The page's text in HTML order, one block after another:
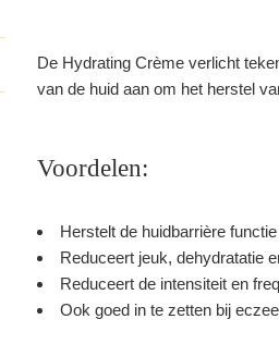
De Hydrating Crème verlicht
van de huid aan om het herstel
Voordelen:
Herstelt de huidbarrière functie
Reduceert jeuk, dehydratatie
Reduceert de intensiteit en
Ook goed in te zetten bij